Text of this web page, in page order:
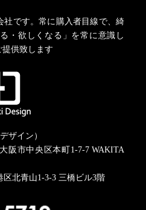
社です。常に購入者目線で、綺
・欲しくなる」を常に意識し
供致します
ザイン）
阪市中央区本町1-7-7 WAKITA
区北青山1-3-3 三橋ビル3階